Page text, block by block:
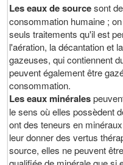
Les eaux de sourcesont
consommation humaine ;
seuls traitements qu'il est
l'aération, la décantation et
gazeuses, qui contiennent
peuvent également être
Les eaux minérales
le sens où elles possèdent
ont des teneurs en
leur donner des vertus
source, elles ne peuvent